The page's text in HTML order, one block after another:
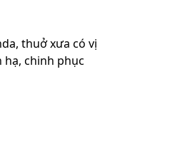
thuở xưa có vị
hạ, chinh phục